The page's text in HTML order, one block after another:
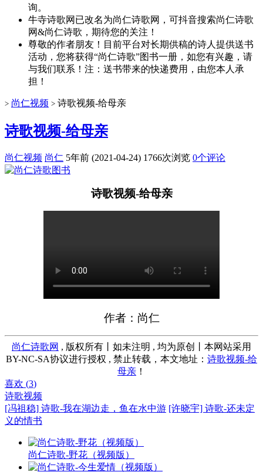
询。
牛寺诗歌网已改名为尚仁诗歌网，可抖音搜索尚仁诗歌
网&尚仁诗歌，期待您的关注！
尊敬的作者朋友！目前平台对长期供稿的诗人提供送书
活动，您将获得“尚仁诗歌”图书一册，如您有兴趣，请
与我们联系！注：送书带来的快递费用，由您本人承
担！
> 尚仁视频 > 诗歌视频-给母亲
诗歌视频-给母亲
尚仁视频 尚仁 5年前 (2021-04-24) 1766次浏览 0个评论
诗歌视频-给母亲
作者：尚仁
尚仁诗歌网 , 版权所有丨如未注明 , 均为原创丨本网站采用
BY-NC-SA协议进行授权 , 禁止转载，本文地址： 诗歌视频-给
母亲 ！
喜欢 (3)
诗歌视频
[冯祖稳] 诗歌-我在湖边走，鱼在水中游 [许晓宇] 诗歌-还未定
义的情书
尚仁诗歌-野花（视频版）